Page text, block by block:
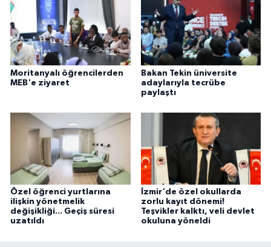
Moritanyalı öğrencilerden
MEB'e ziyaret
Bakan Tekin üniversite
adaylarıyla tecrübe
paylaştı
Özel öğrenci yurtlarına
ilişkin yönetmelik
değişikliği... Geçiş süresi
uzatıldı
İzmir'de özel okullarda
zorlu kayıt dönemi!
Teşvikler kalktı, veli devlet
okuluna yöneldi